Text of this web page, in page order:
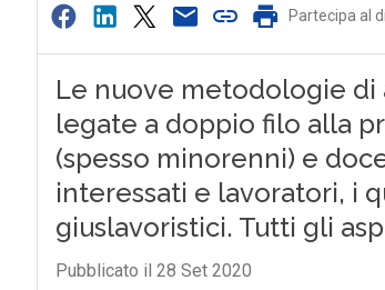
Partecipa al
Le nuove metodologie di
legate a doppio filo alla
(spesso minorenni) e
interessati e lavoratori, i
giuslavoristici. Tutti gli
Pubblicato il 28 Set 2020